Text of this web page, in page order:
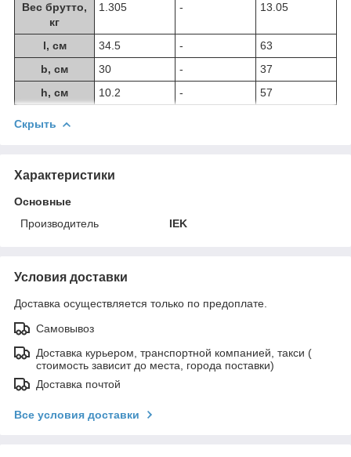
Вес брутто,
кг
1.305 - 13.05
l, см 34.5 -
63
b, см
30 -
37
h, см
10.2 - 57
Скрыть
Характеристики
Основные
Производитель
IEK
Условия доставки
Доставка осуществляется только по предоплате.
Самовывоз
Доставка курьером, транспортной компанией, такси (
стоимость зависит до места, города поставки)
Доставка почтой
Все условия доставки